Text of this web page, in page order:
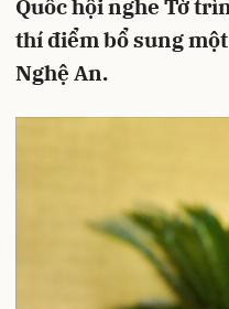
Quốc hội nghe Tờ
thí điểm bổ sung
Nghệ An.